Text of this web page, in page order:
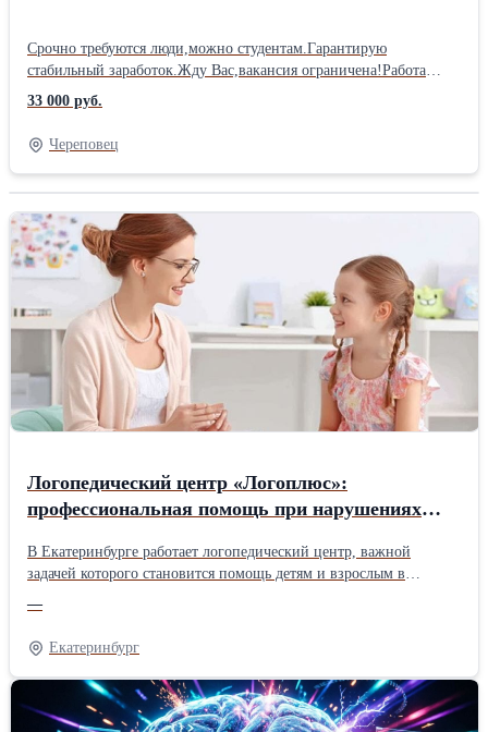
Срочно требуются люди,можно студентам.Гарантирую
стабильный заработок.Жду Вас,вакансия ограничена!Работа
исключительно информационно-рекламного характера.Пишите
на WhatApp
33 000 руб.
Череповец
Логопедический центр «Логоплюс»:
профессиональная помощь при нарушениях
В Екатеринбурге работает логопедический центр, важной
задачей которого становится помощь детям и взрослым в
четкой и уверенной речи, а значит, успешной коммуникации.
Основная целевая аудитория этого центра – дети (от раннего
возраста до учащихся школ), но опытные специалисты готовы
работать и со взрослыми, в случае, если у них присутствуют
нарушения речи. «Логоплюс» – это коррекция речи и
профессиональный подход к разрешению речевых проблем у
—
Екатеринбург